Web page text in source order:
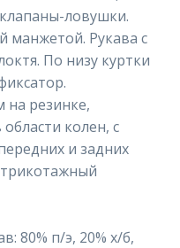
ловушки.
манжетой. Рукава с
По низу куртки
на резинке,
колен, с
и задних
80% п/э, 20% х/б,